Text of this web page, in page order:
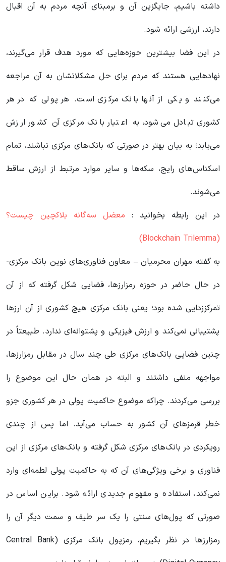
داشته باشیم، جایگزین آن و برمبنای آنچه مردم به آن اقبال
دارند، ارزشی ارائه شود.
در این فضا بیشترین حوزه‌هایی که مورد هدف قرار می‌گیرند،
نهادهایی هستند که مردم برای حل مشکلاتشان به آن مراجعه
می‌کنند و یکی از آنها بانک مرکزی است. هر پولی که در هر
کشوری تبادل می‌شود، به اعتبار بانک مرکزی آن کشور ارزش
می‌یابد؛ به بیان بهتر در صورتی که بانک‌های مرکزی نباشند، تمام
اسکناس‌های رایج، سکه‌ها و سایر موارد مرتبط از ارزش ساقط
می‌شوند.
در این رابطه بخوانید‌ : معضل سه‌گانه بلاکچین چیست؟
(Blockchain Trilemma)
به گفته مهران محرمیان – معاون فناوری‌های نوین بانک مرکزی-
در حال حاضر در حوزه رمزارزها، فضایی شکل گرفته که از آن
تمرکززدایی شده بود؛ یعنی بانک مرکزی هیچ کشوری از آن ارزها
پشتیبانی نمی‌کند و ارزش فیزیکی و پشتوانه‌ای ندارد. طبیعتاً در
چنین فضایی بانک‌های مرکزی طی چند سال در مقابل رمزارزها،
مواجهه منفی داشتند و البته در همان حال این موضوع را
بررسی می‌کردند. چراکه موضوع حاکمیت پولی در هر کشوری جزو
خطر قرمزهای آن کشور به حساب می‌آید. اما پس از چندی
رویکردی در بانک‌های مرکزی شکل گرفته و بانک‌های مرکزی از این
فناوری و برخی ویژگی‌های آن که به حاکمیت پولی لطمه‌ای وارد
نمی‌کند، استفاده و مفهوم جدیدی ارائه شود. براین اساس در
صورتی که پول‌های سنتی را یک سر طیف و سمت دیگر آن را
رمزارزها در نظر بگیریم، رمزپول بانک مرکزی (Central Bank